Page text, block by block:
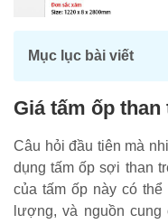
Mục lục bài viết
Giá tấm ốp
Câu hỏi đầu tiên mà
dụng tấm ốp sợi than
của tấm ốp này có
lượng, và nguồn